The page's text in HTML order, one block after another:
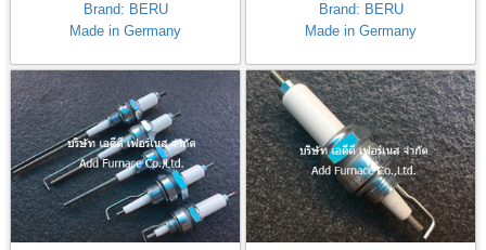
Brand: BERU
Made in Germany
Brand: BERU
Made in Germany